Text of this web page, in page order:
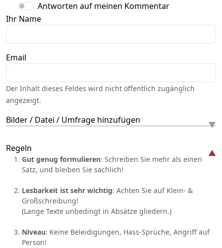
Antworten auf meinen Kommentar
Ihr Name
Email
Der Inhalt dieses Feldes wird nicht öffentlich zugänglich
angezeigt.
Bilder / Datei / Umfrage hinzufügen
Regeln
Gut genug formulieren: Schreiben Sie mehr als einen
Satz, und bleiben Sie sachlich!
Lesbarkeit ist sehr wichtig: Achten Sie auf Klein- &
Großschreibung!
(Lange Texte unbedingt in Absätze gliedern.)
Niveau: Keine Beleidigungen, Hass-Sprüche, Angriff auf
Person!